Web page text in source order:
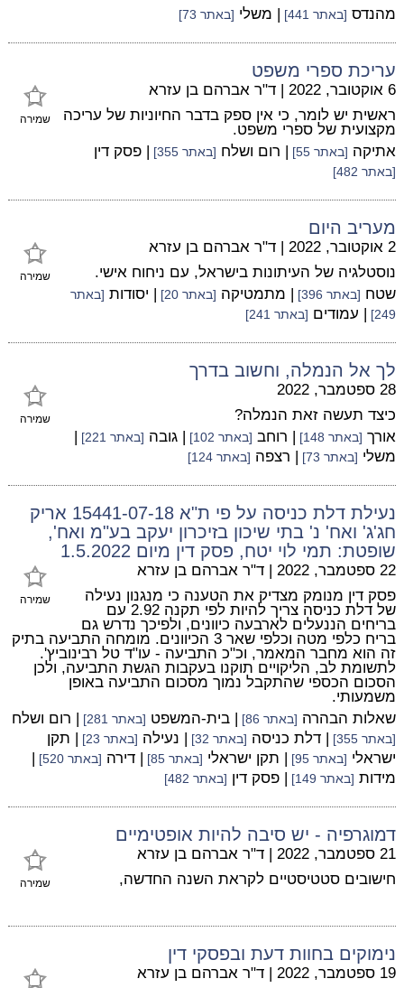
מהנדס [באתר 441] | משלי [באתר 73]
עריכת ספרי משפט
שמירה
6 אוקטובר, 2022 | ד"ר אברהם בן עזרא
ראשית יש לומר, כי אין ספק בדבר החיוניות של עריכה
מקצועית של ספרי משפט.
אתיקה [באתר 55] | רום ושלח [באתר 355] | פסק דין
[באתר 482]
מעריב היום
שמירה
2 אוקטובר, 2022 | ד"ר אברהם בן עזרא
נוסטלגיה של העיתונות בישראל, עם ניחוח אישי.
שטח [באתר 396] | מתמטיקה [באתר 20] | יסודות [באתר
249]
| עמודים [באתר 241]
לך אל הנמלה, וחשוב בדרך
שמירה
28 ספטמבר, 2022
כיצד תעשה זאת הנמלה?
אורך [באתר 148] | רוחב [באתר 102] | גובה [באתר 221]
|
משלי [באתר 73] | רצפה [באתר 124]
נעילת דלת כניסה על פי ת"א 15441-07-18 אריק
חג'ג' ואח' נ' בתי שיכון בזיכרון יעקב בע"מ ואח',
שופטת: תמי לוי יטח, פסק דין מיום 1.5.2022
שמירה
22 ספטמבר, 2022 | ד"ר אברהם בן עזרא
פסק דין מנומק מצדיק את הטענה כי מנגנון נעילה
של דלת כניסה צריך להיות לפי תקנה 2.92 עם
בריחים הננעלים לארבעה כיוונים, ולפיכך נדרש גם
בריח כלפי מטה וכלפי שאר 3 הכיוונים. מומחה התביעה בתיק
זה הוא מחבר המאמר, וכ"כ התביעה - עו"ד טל רבינוביץ'.
לתשומת לב, הליקויים תוקנו בעקבות הגשת התביעה, ולכן
הסכום הכספי שהתקבל נמוך מסכום התביעה באופן
משמעותי.
שאלות הבהרה [באתר 86] | בית-המשפט [באתר 281] | רום ושלח
[באתר 355] | דלת כניסה [באתר 32] | נעילה [באתר 23]
| תקן
ישראלי [באתר 95] | תקן ישראלי [באתר 85] | דירה [באתר 520]
|
מידות [באתר 149] | פסק דין [באתר 482]
דמוגרפיה - יש סיבה להיות אופטימיים
שמירה
21 ספטמבר, 2022 | ד"ר אברהם בן עזרא
חישובים סטטיסטיים לקראת השנה החדשה,
נימוקים בחוות דעת ובפסקי דין
19 ספטמבר, 2022 | ד"ר אברהם בן עזרא